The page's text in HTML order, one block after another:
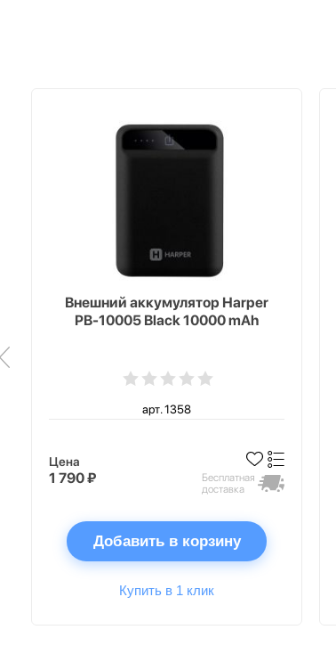
Внешний аккумулятор Harper
PB-10005 Black 10000 mAh
арт. 1358
Цена
1 790 ₽
Бесплатная
доставка
Добавить в корзину
Купить в 1 клик